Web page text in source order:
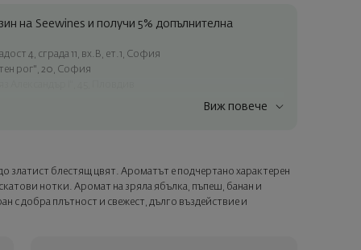
на Seewines и получи 5% допълнителна
4, сграда 11, вх.В, ет.1, София
рог", 20, София
страна
опаковка и персонализирана картичка с ваше пожелание.
стъпка от поръчката.
Виж повече
златист блестящ цвят. Ароматът е подчертано характерен
нотки. Аромат на зряла ябълка, пъпеш, банан и
с добра плътност и свежест, дълго въздействие и